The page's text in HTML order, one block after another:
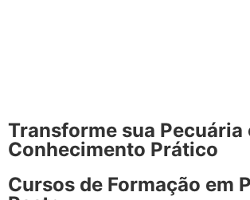
Transforme sua Pecuária
Conhecimento Prático
Cursos de Formação em